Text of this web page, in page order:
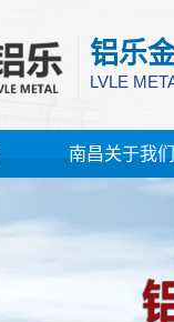
铝乐
LVLE
南昌关于我们